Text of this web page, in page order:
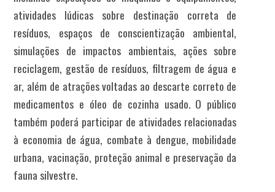
atividades lúdicas sobre destinação correta de
resíduos, espaços de conscientização ambiental,
simulações de impactos ambientais, ações sobre
reciclagem, gestão de resíduos, filtragem de água e
ar, além de atrações voltadas ao descarte correto de
medicamentos e óleo de cozinha usado. O público
também poderá participar de atividades relacionadas
à economia de água, combate à dengue, mobilidade
urbana, vacinação, proteção animal e preservação da
fauna silvestre.